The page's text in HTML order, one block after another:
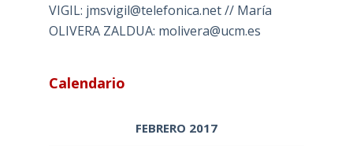
VIGIL: jmsvigil@telefonica.net // María
OLIVERA ZALDUA: molivera@ucm.es
Calendario
FEBRERO 2017